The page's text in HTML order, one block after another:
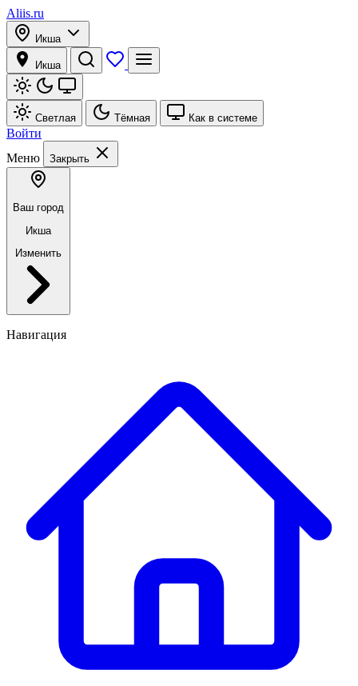
Aliis.ru
Икша
Икша
Светлая Тёмная Как в системе
Войти
Меню
Закрыть
Ваш город
Икша
Изменить
Навигация